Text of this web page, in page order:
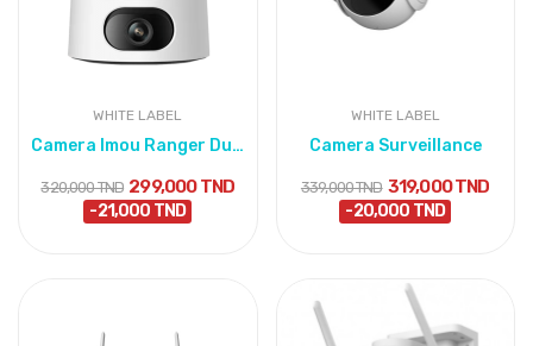
WHITE LABEL
Camera Imou Ranger Dual 10MP
320,000 TND 299,000 TND
-21,000 TND
WHITE LABEL
Camera Surveillance
339,000 TND 319,000 TND
-20,000 TND